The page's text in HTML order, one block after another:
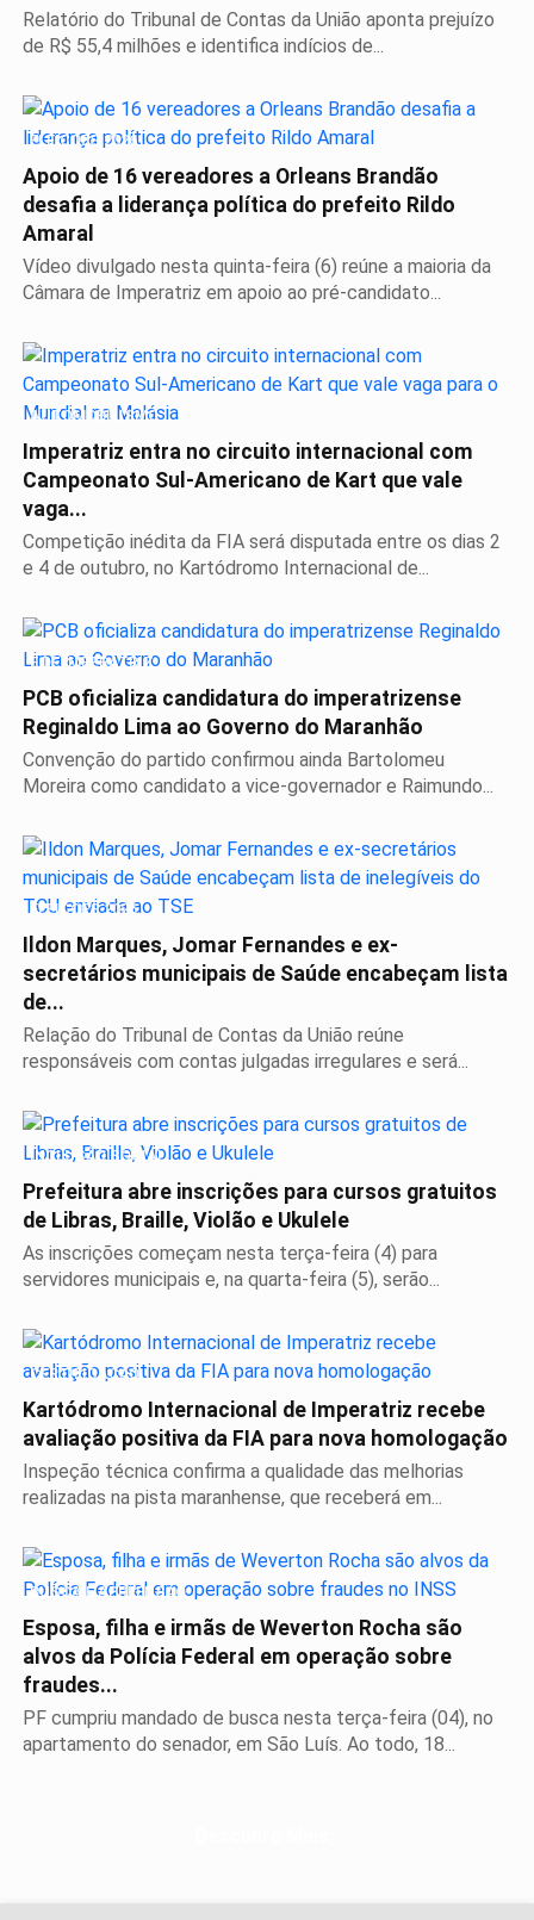
Relatório do Tribunal de Contas da União aponta prejuízo
de R$ 55,4 milhões e identifica indícios de...
ELEIÇÕES 2026
Apoio de 16 vereadores a Orleans Brandão
desafia a liderança política do prefeito Rildo
Amaral
Vídeo divulgado nesta quinta-feira (6) reúne a maioria da
Câmara de Imperatriz em apoio ao pré-candidato...
AUTOMOBILISMO
Imperatriz entra no circuito internacional com
Campeonato Sul-Americano de Kart que vale
vaga...
Competição inédita da FIA será disputada entre os dias 2
e 4 de outubro, no Kartódromo Internacional de...
É DE IMPERATRIZ
PCB oficializa candidatura do imperatrizense
Reginaldo Lima ao Governo do Maranhão
Convenção do partido confirmou ainda Bartolomeu
Moreira como candidato a vice-governador e Raimundo...
ELEIÇÕES 2026
Ildon Marques, Jomar Fernandes e ex-
secretários municipais de Saúde encabeçam lista
de...
Relação do Tribunal de Contas da União reúne
responsáveis com contas julgadas irregulares e será...
INCLUSÃO SOCIAL
Prefeitura abre inscrições para cursos gratuitos
de Libras, Braille, Violão e Ukulele
As inscrições começam nesta terça-feira (4) para
servidores municipais e, na quarta-feira (5), serão...
CERTIFICAÇÃO
Kartódromo Internacional de Imperatriz recebe
avaliação positiva da FIA para nova homologação
Inspeção técnica confirma a qualidade das melhorias
realizadas na pista maranhense, que receberá em...
BUSCA E APREENSÃO
Esposa, filha e irmãs de Weverton Rocha são
alvos da Polícia Federal em operação sobre
fraudes...
PF cumpriu mandado de busca nesta terça-feira (04), no
apartamento do senador, em São Luís. Ao todo, 18...